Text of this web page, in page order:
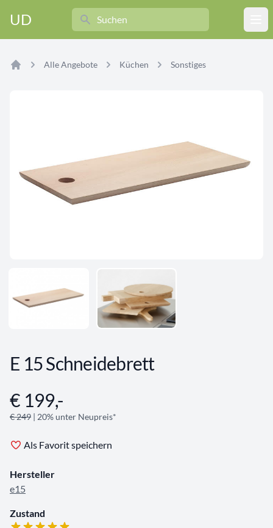
UD
Search
Alle Angebote Küchen Sonstiges
E 15 Schneidebrett
Angebotsinformationen
€ 199,-
€ 249 | 20% unter Neupreis*
Als Favorit speichern
Hersteller
e15
Zustand